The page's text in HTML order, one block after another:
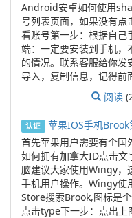
Android安卓如何使用
号列表页面，如果没有点
看账号第一步：根据自己
端：一定要安装到手机，
的情况。联系客服给你
导入，复制信息，记得前
阅读
认证 苹果IOS手机Brook
首先苹果用户需要有个国
如何拥有加拿大ID点击
脑建议大家使用Wingy，
手机用户操作。Wingy使
Store搜索Brook,图标是
点击type下一步：点出上